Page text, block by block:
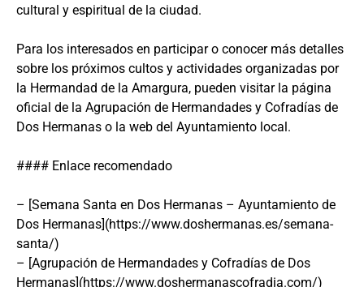
cultural y espiritual de la ciudad.
Para los interesados en participar o conocer más detalles
sobre los próximos cultos y actividades organizadas por
la Hermandad de la Amargura, pueden visitar la página
oficial de la Agrupación de Hermandades y Cofradías de
Dos Hermanas o la web del Ayuntamiento local.
#### Enlace recomendado
– [Semana Santa en Dos Hermanas – Ayuntamiento de
Dos Hermanas](https://www.doshermanas.es/semana-
santa/)
– [Agrupación de Hermandades y Cofradías de Dos
Hermanas](https://www.doshermanascofradia.com/)